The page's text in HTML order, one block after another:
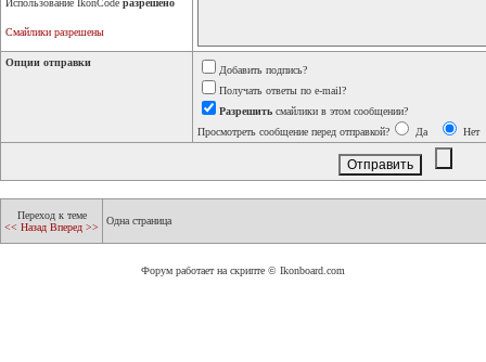
Использование IkonCode разрешено
Смайлики разрешены
Опции отправки
Добавить подпись?
Получать ответы по e-mail?
Разрешить смайлики в этом сообщении?
Просмотреть сообщение перед отправкой?
Да Нет
Переход к теме
<< Назад Вперед >>
Одна страница
Форум работает на скрипте © Ikonboard.com